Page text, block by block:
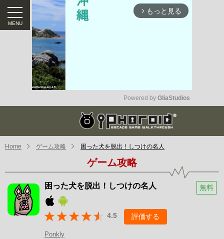
arrow_forward_ios もっと見る
Mute
Powered by GliaStudios
Home ゲーム攻略 困った犬を脱出！しつけの名‪人‬
ゲーム攻略
困った犬を脱出！しつけの名‪人‬ 無料
4.5 評価する
Ponkly